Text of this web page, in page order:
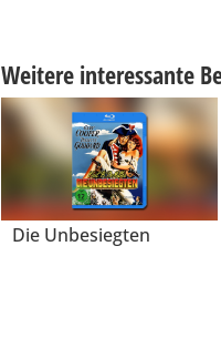
Weitere interessante
Die Unbesiegten